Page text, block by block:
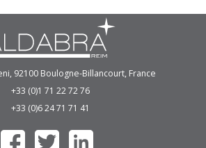
92100 Boulogne-Billancourt, France
+33 (0)1 71 22 72 76
+33 (0)6 24 71 71 41